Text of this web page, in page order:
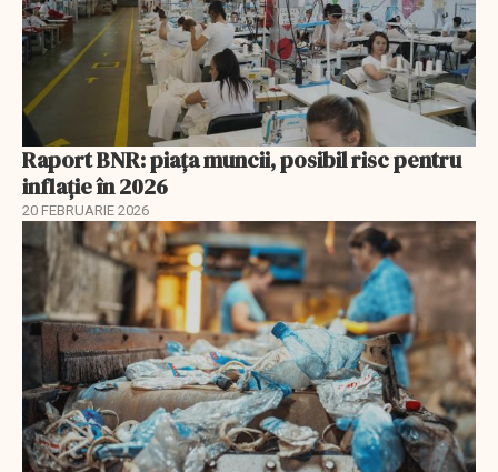
Raport BNR: piața muncii, posibil risc pentru
inflație în 2026
20 FEBRUARIE 2026